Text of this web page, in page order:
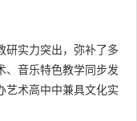
研实力突出，弥补了多
、音乐特色教学同步发
艺术高中中兼具文化实